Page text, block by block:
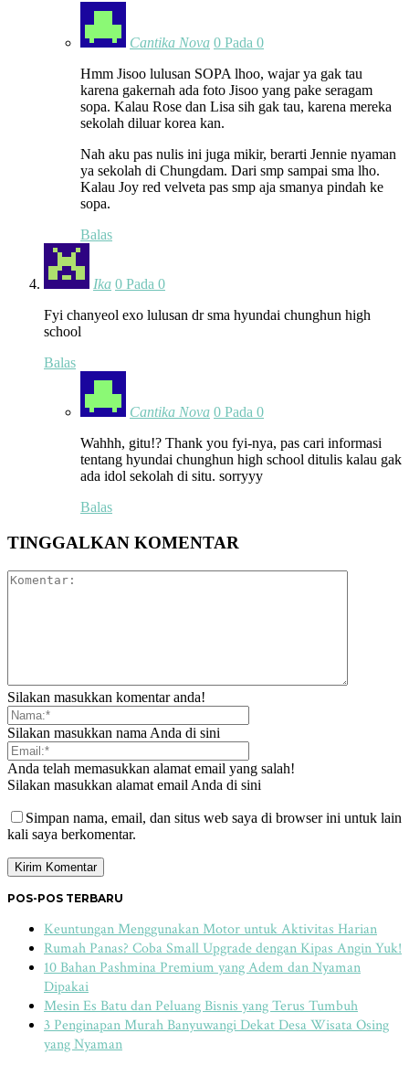
Cantika Nova 0 Pada 0
Hmm Jisoo lulusan SOPA lhoo, wajar ya gak tau
karena gakernah ada foto Jisoo yang pake seragam
sopa. Kalau Rose dan Lisa sih gak tau, karena mereka
sekolah diluar korea kan.
Nah aku pas nulis ini juga mikir, berarti Jennie nyaman
ya sekolah di Chungdam. Dari smp sampai sma lho.
Kalau Joy red velveta pas smp aja smanya pindah ke
sopa.
Balas
Ika 0 Pada 0
Fyi chanyeol exo lulusan dr sma hyundai chunghun high
school
Balas
Cantika Nova 0 Pada 0
Wahhh, gitu!? Thank you fyi-nya, pas cari informasi
tentang hyundai chunghun high school ditulis kalau gak
ada idol sekolah di situ. sorryyy
Balas
TINGGALKAN KOMENTAR
Silakan masukkan komentar anda!
Silakan masukkan nama Anda di sini
Anda telah memasukkan alamat email yang salah!
Silakan masukkan alamat email Anda di sini
Simpan nama, email, dan situs web saya di browser ini untuk lain
kali saya berkomentar.
POS-POS TERBARU
Keuntungan Menggunakan Motor untuk Aktivitas Harian
Rumah Panas? Coba Small Upgrade dengan Kipas Angin Yuk!
10 Bahan Pashmina Premium yang Adem dan Nyaman
Dipakai
Mesin Es Batu dan Peluang Bisnis yang Terus Tumbuh
3 Penginapan Murah Banyuwangi Dekat Desa Wisata Osing
yang Nyaman